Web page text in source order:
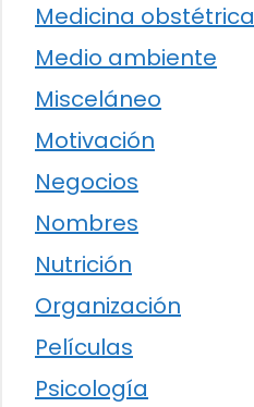
Medicina obstétrica
Medio ambiente
Misceláneo
Motivación
Negocios
Nombres
Nutrición
Organización
Películas
Psicología